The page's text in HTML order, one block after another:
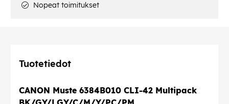
Nopeat toimitukset
Tuotetiedot
CANON Muste 6384B010 CLI-42 Multipack